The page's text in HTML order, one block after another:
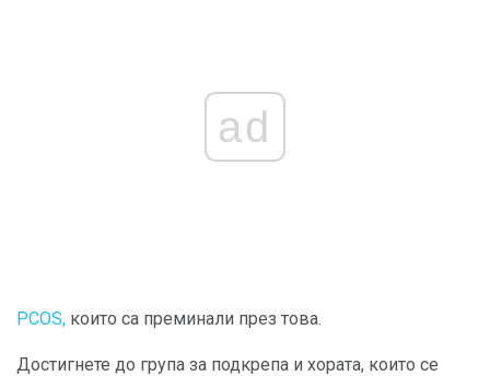
ad
PCOS, които са преминали през това.
Достигнете до група за подкрепа и хората, които се